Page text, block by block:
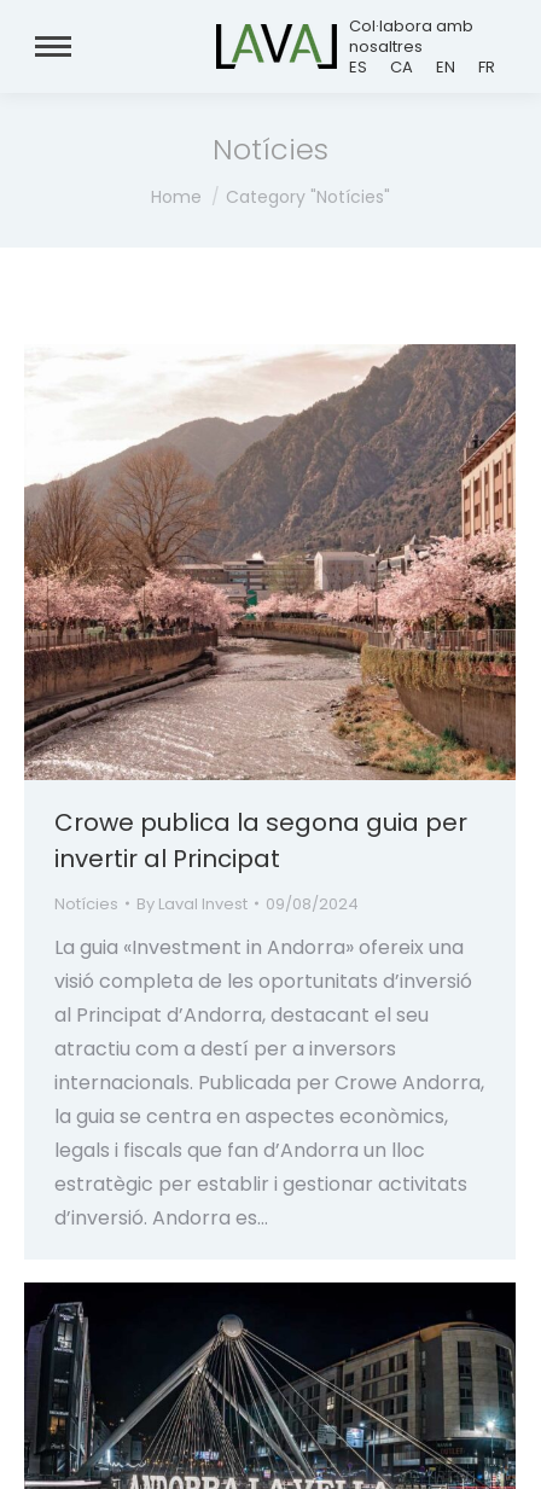
Col·labora amb
nosaltres
ES
CA EN FR
Notícies
You are here:
Home Category "Notícies"
Crowe publica la segona guia per
invertir al Principat
Notícies By Laval Invest 09/08/2024
La guia «Investment in Andorra» ofereix una
visió completa de les oportunitats d’inversió
al Principat d’Andorra, destacant el seu
atractiu com a destí per a inversors
internacionals. Publicada per Crowe Andorra,
la guia se centra en aspectes econòmics,
legals i fiscals que fan d’Andorra un lloc
estratègic per establir i gestionar activitats
d’inversió. Andorra es…